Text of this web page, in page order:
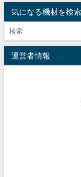
気になる機材を検索
運営者情報